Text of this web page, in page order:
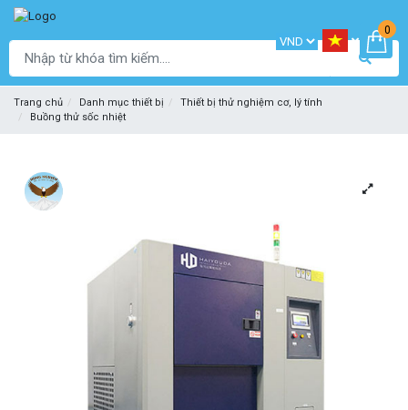
0
Trang chủ Danh mục thiết bị
Thiết bị thử nghiệm cơ, lý tính
Buồng thử sốc nhiệt